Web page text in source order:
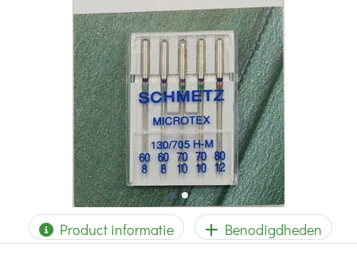
Product informatie Benodigdheden